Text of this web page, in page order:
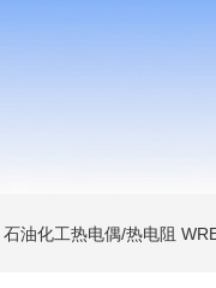
石油化工热电偶/热电阻